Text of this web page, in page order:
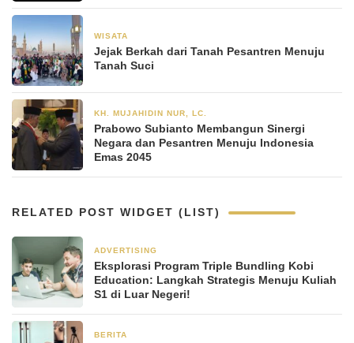
WISATA
Jejak Berkah dari Tanah Pesantren Menuju
Tanah Suci
KH. MUJAHIDIN NUR, LC.
Prabowo Subianto Membangun Sinergi
Negara dan Pesantren Menuju Indonesia
Emas 2045
RELATED POST WIDGET (LIST)
ADVERTISING
Eksplorasi Program Triple Bundling Kobi
Education: Langkah Strategis Menuju Kuliah
S1 di Luar Negeri!
BERITA